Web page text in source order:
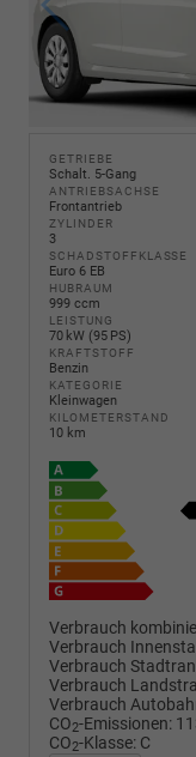
GETRIEBE
Schalt. 5-Gang
ANTRIEBSACHSE
Frontantrieb
ZYLINDER
3
SCHADSTOFFKLASSE
Euro 6 EB
HUBRAUM
999 ccm
LEISTUNG
70 kW (95 PS)
KRAFTSTOFF
Benzin
KATEGORIE
Kleinwagen
KILOMETERSTAND
10 km
Verbrauch
Verbrauch
Verbrauch
Verbrauch
Verbrauch
CO2-Emissionen:
CO2-Klasse: C